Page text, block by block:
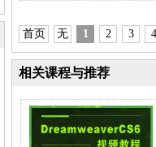
首页 无 1 2 3 4
相关课程与推荐